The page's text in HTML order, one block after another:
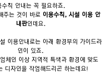
수칙 안내는 꼭 필요하죠.
주는 것이 바로 이용수칙, 시설 이용 안
내판인데요.
이용안내로는 아래 환경부의 가이드라
인이 있죠.
체인 이상 지역적 특색과 환경에 맞도
디자인을 작업해드리곤 하는데요!